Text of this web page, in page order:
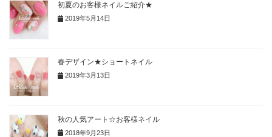
初夏のお客様ネイルご紹介★
2019年5月14日
春デザイン★ショートネイル
2019年3月13日
秋の人気アート☆お客様ネイル
2018年9月23日